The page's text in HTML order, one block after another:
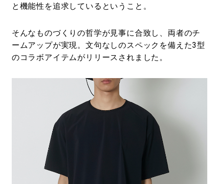
と機能性を追求しているということ。
そんなものづくりの哲学が見事に合致し、両者のチ
ームアップが実現。文句なしのスペックを備えた3型
のコラボアイテムがリリースされました。